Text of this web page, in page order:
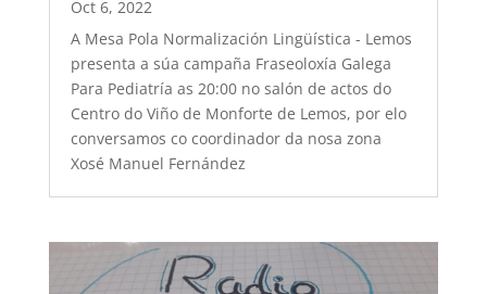
Oct 6, 2022
A Mesa Pola Normalización Lingüística - Lemos
presenta a súa campaña Fraseoloxía Galega
Para Pediatría as 20:00 no salón de actos do
Centro do Viño de Monforte de Lemos, por elo
conversamos co coordinador da nosa zona
Xosé Manuel Fernández